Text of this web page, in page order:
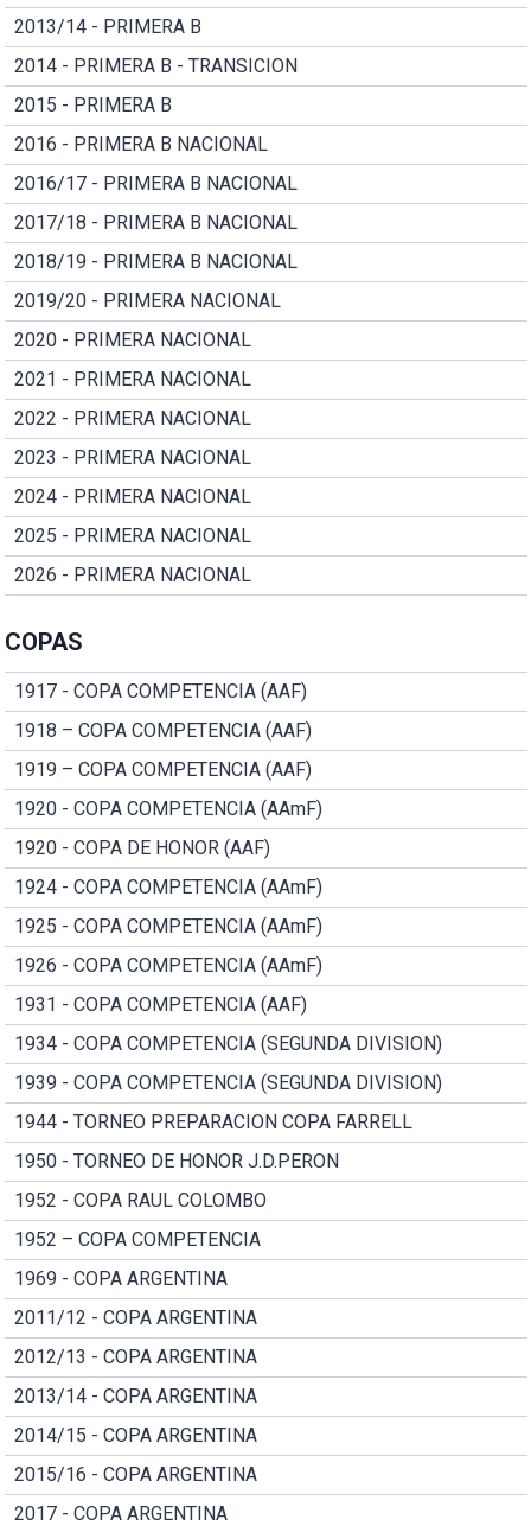
2013/14 - PRIMERA B
2014 - PRIMERA B - TRANSICION
2015 - PRIMERA B
2016 - PRIMERA B NACIONAL
2016/17 - PRIMERA B NACIONAL
2017/18 - PRIMERA B NACIONAL
2018/19 - PRIMERA B NACIONAL
2019/20 - PRIMERA NACIONAL
2020 - PRIMERA NACIONAL
2021 - PRIMERA NACIONAL
2022 - PRIMERA NACIONAL
2023 - PRIMERA NACIONAL
2024 - PRIMERA NACIONAL
2025 - PRIMERA NACIONAL
2026 - PRIMERA NACIONAL
COPAS
1917 - COPA COMPETENCIA (AAF)
1918 – COPA COMPETENCIA (AAF)
1919 – COPA COMPETENCIA (AAF)
1920 - COPA COMPETENCIA (AAmF)
1920 - COPA DE HONOR (AAF)
1924 - COPA COMPETENCIA (AAmF)
1925 - COPA COMPETENCIA (AAmF)
1926 - COPA COMPETENCIA (AAmF)
1931 - COPA COMPETENCIA (AAF)
1934 - COPA COMPETENCIA (SEGUNDA DIVISION)
1939 - COPA COMPETENCIA (SEGUNDA DIVISION)
1944 - TORNEO PREPARACION COPA FARRELL
1950 - TORNEO DE HONOR J.D.PERON
1952 - COPA RAUL COLOMBO
1952 – COPA COMPETENCIA
1969 - COPA ARGENTINA
2011/12 - COPA ARGENTINA
2012/13 - COPA ARGENTINA
2013/14 - COPA ARGENTINA
2014/15 - COPA ARGENTINA
2015/16 - COPA ARGENTINA
2017 - COPA ARGENTINA